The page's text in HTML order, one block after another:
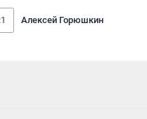
Алексей Горюшкин